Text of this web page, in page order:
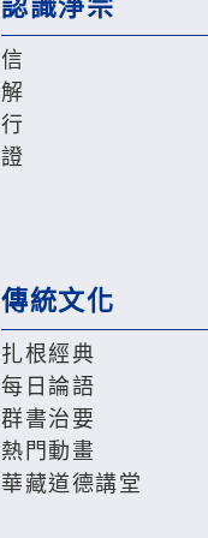
認識淨宗
信
解
行
證
傳統文化
扎根經典
每日論語
群書治要
熱門動畫
華藏道德講堂